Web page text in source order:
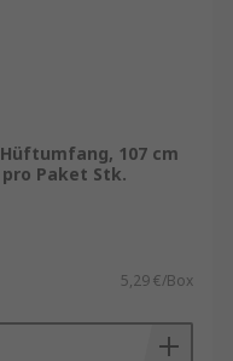
Hüftumfang, 107 cm
pro Paket Stk.
5,29 €/Box